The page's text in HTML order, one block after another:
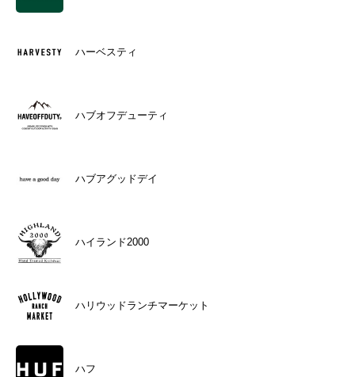
ハーベスティ
ハブオフデューティ
ハブアグッドデイ
ハイランド2000
ハリウッドランチマーケット
ハフ